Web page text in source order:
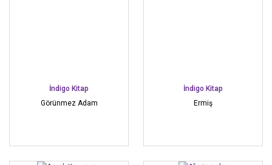
İndigo Kitap
Görünmez Adam
İndigo Kitap
Ermiş